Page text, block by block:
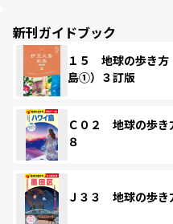
新刊ガイドブック
１５ 地球の歩き
島①）３訂版
Ｃ０２ 地球の歩
８
Ｊ３３ 地球の歩